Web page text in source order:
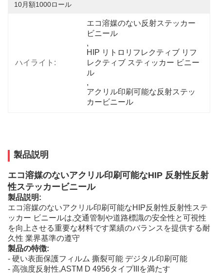
10月額1000ロール
ハイライト:
エコ溶媒のない反射ステッカー
ビニール
,
HIP リトロリフレクティブ リフ
レクティブ スティッカー ビニー
ル
,
アクリル印刷可能な反射ステッ
カービニール
製品説明
エコ溶媒のないアクリル印刷可能なHIP 反射性反射
性ステッカービニール
製品説明:
エコ溶媒のないアクリル印刷可能なHIP反射性反射性ステ
ッカー ビニールは,交通管制や道路標識の安全性と可視性
を向上させる重要な材料です業績のバランスを提供する耐
久性 業界基準の遵守
製品の特徴:
- 硬い表面保護フィルム 撕裂可能 デジタル印刷可能
- 高強度反射性,ASTM D 4956タイプIIIを満たす